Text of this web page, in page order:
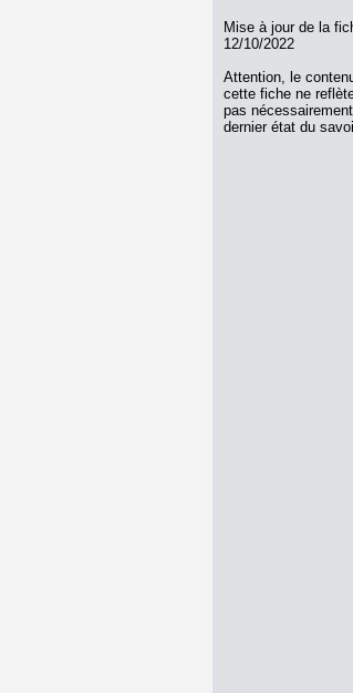
Mise à jour de la
12/10/2022
Attention, le
cette fiche ne
pas
dernier état du